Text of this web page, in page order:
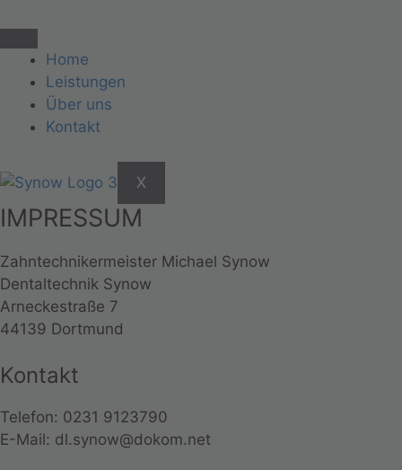
Home
Leistungen
Über uns
Kontakt
X
IMPRESSUM
Zahntechnikermeister Michael Synow
Dentaltechnik Synow
Arneckestraße 7
44139 Dortmund
Kontakt
Telefon: 0231 9123790
E-Mail: dl.synow@dokom.net